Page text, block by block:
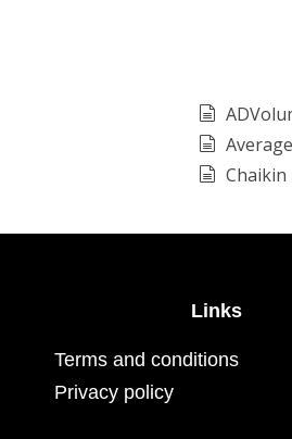
Chaikin
Links
Terms and conditions
Privacy policy